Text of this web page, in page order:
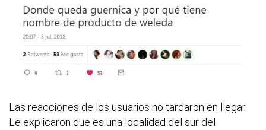
Las reacciones de los usuarios no tardaron en llegar.
Le explicaron que es una localidad del sur del